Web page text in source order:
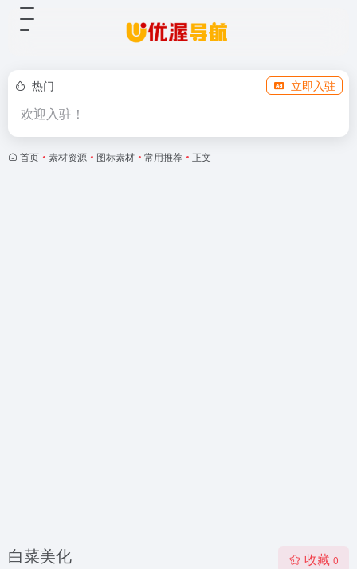
热门 立即入驻
欢迎入驻！
首页 • 素材资源 • 图标素材 • 常用推荐 • 正文
白菜美化 收藏 0